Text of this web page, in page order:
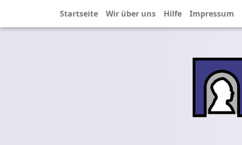
Startseite Wir über uns Hilfe Impressum